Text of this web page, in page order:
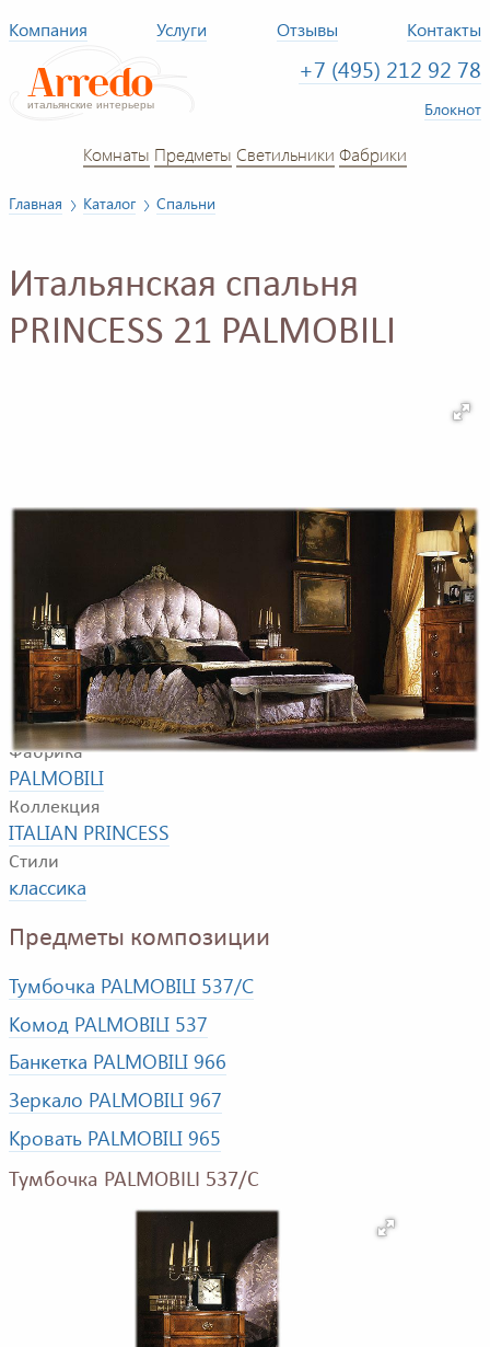
Компания Услуги Отзывы Контакты
+7 (495) 212 92 78
Блокнот
Комнаты Предметы Светильники Фабрики
Главная Каталог Спальни
Итальянская спальня
PRINCESS 21 PALMOBILI
Композиция для спальной комнаты. В композицию
входят: двуспальная кровать, банкетка, комод,
тумбочка, зеркало.
Фабрика
PALMOBILI
Коллекция
ITALIAN PRINCESS
Стили
классика
Предметы композиции
Тумбочка PALMOBILI 537/C
Комод PALMOBILI 537
Банкетка PALMOBILI 966
Зеркало PALMOBILI 967
Кровать PALMOBILI 965
Тумбочка PALMOBILI 537/C